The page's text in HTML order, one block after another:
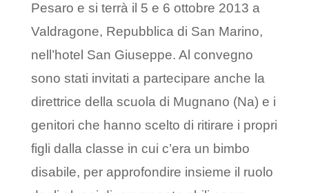
Pesaro e si terrà il 5 e 6 ottobre 2013 a
Valdragone, Repubblica di San Marino,
nell’hotel San Giuseppe. Al convegno
sono stati invitati a partecipare anche la
direttrice della scuola di Mugnano (Na) e i
genitori che hanno scelto di ritirare i propri
figli dalla classe in cui c’era un bimbo
disabile, per approfondire insieme il ruolo